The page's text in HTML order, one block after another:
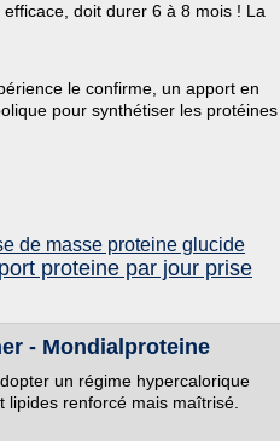
doit durer 6 à 8 mois ! La
le confirme, un apport en
pour synthétiser les protéines
de masse proteine glucide
proteine par jour prise
- Mondialproteine
un régime hypercalorique
renforcé mais maîtrisé.